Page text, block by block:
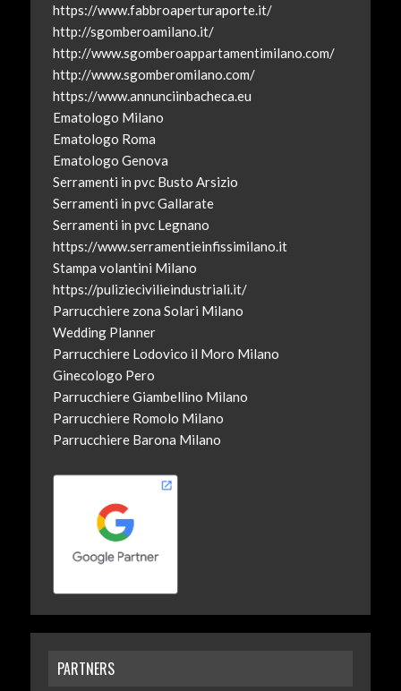
https://www.fabbroaperturaporte.it/
http://sgomberoamilano.it/
http://www.sgomberoappartamentimilano.com/
http://www.sgomberomilano.com/
https://www.annunciinbacheca.eu
Ematologo Milano
Ematologo Roma
Ematologo Genova
Serramenti in pvc Busto Arsizio
Serramenti in pvc Gallarate
Serramenti in pvc Legnano
https://www.serramentieinfissimilano.it
Stampa volantini Milano
https://puliziecivilieindustriali.it/
Parrucchiere zona Solari Milano
Wedding Planner
Parrucchiere Lodovico il Moro Milano
Ginecologo Pero
Parrucchiere Giambellino Milano
Parrucchiere Romolo Milano
Parrucchiere Barona Milano
PARTNERS